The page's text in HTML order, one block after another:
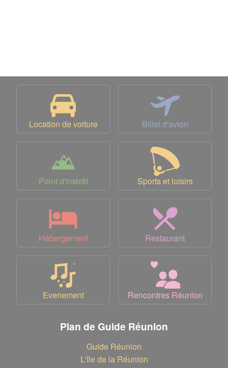
Location de voiture Billet d'avion
Point d'intérêt Sports et loisirs
Hébergement Restaurant
Evenement Rencontres Réunion
Plan de Guide Réunion
Guide Réunion
L'île de la Réunion